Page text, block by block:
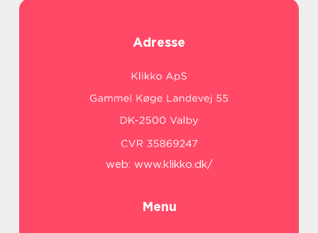
Adresse
web: www.klikko.dk/
Menu